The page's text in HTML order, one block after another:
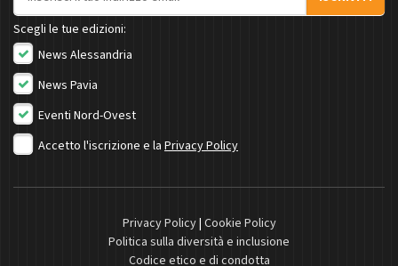
Scegli le tue edizioni:
News Alessandria
News Pavia
Eventi Nord-Ovest
Accetto l'iscrizione e la Privacy Policy
Privacy Policy| Cookie Policy
Politica sulla diversità e inclusione
Codice etico e di condotta